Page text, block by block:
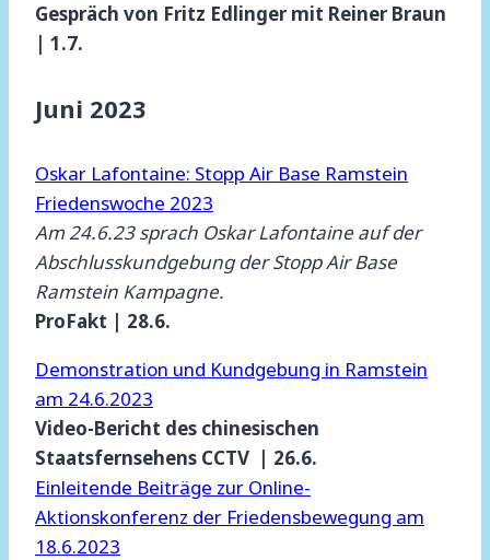
Gespräch von Fritz Edlinger mit Reiner Braun
| 1.7.
Juni 2023
Oskar Lafontaine: Stopp Air Base Ramstein
Friedenswoche 2023
Am 24.6.23 sprach Oskar Lafontaine auf der
Abschlusskundgebung der Stopp Air Base
Ramstein Kampagne.
ProFakt | 28.6.
Demonstration und Kundgebung in Ramstein
am 24.6.2023
Video-Bericht des chinesischen
Staatsfernsehens CCTV | 26.6.
Einleitende Beiträge zur Online-
Aktionskonferenz der Friedensbewegung am
18.6.2023